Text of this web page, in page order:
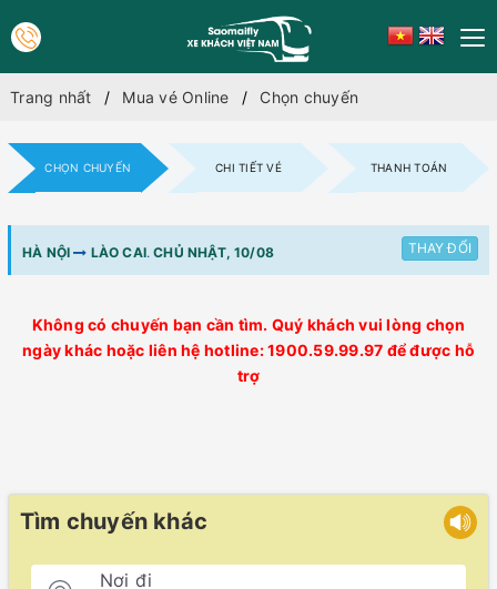
Trang nhất Mua vé Online Chọn chuyến
CHỌN CHUYẾN CHI TIẾT VÉ THANH TOÁN
HÀ NỘI LÀO CAI.CHỦ NHẬT, 10/08 THAY ĐỔI
Không có chuyến bạn cần tìm. Quý khách vui lòng chọn
ngày khác hoặc liên hệ hotline: 1900.59.99.97 để được hỗ
trợ
Tìm chuyến khác
Nơi đi